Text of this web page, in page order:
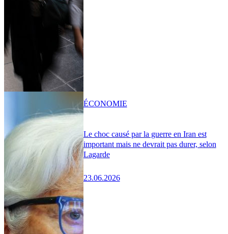
Le choc causé par la guerre en Iran est
important mais ne devrait pas durer, selon
Lagarde
23.06.2026
ÉCONOMIE